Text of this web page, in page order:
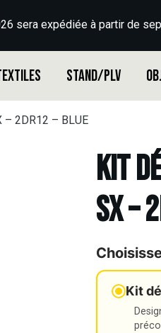
sera expédiée à partir de
Stand/PLV
2DR12 – BLUE
Kit
SX –
Kit